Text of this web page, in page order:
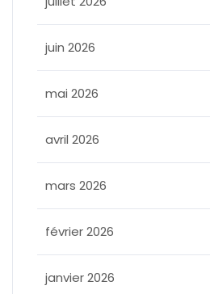
juin 2026
mai 2026
avril 2026
mars 2026
février 2026
janvier 2026